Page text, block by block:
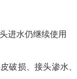
进水仍继续使用
破损、接头渗水